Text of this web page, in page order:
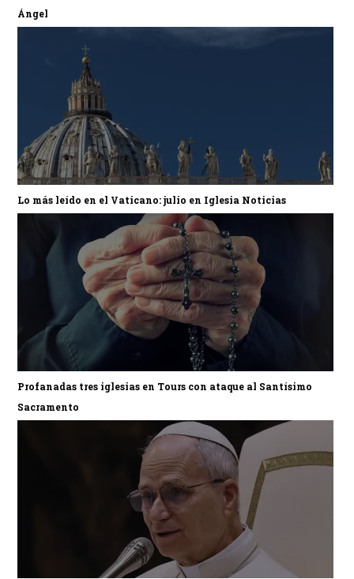
Ángel
Lo más leído en el Vaticano: julio en Iglesia Noticias
Profanadas tres iglesias en Tours con ataque al Santísimo
Sacramento